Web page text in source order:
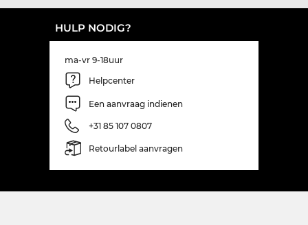
HULP NODIG?
ma-vr 9-18uur
Helpcenter
Een aanvraag indienen
+31 85 107 0807
Retourlabel aanvragen